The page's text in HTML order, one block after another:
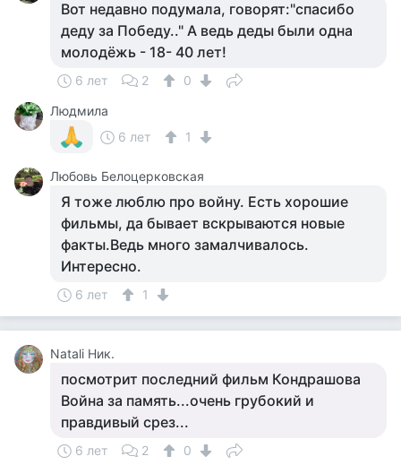
Вот недавно подумала, говорят:"спасибо
деду за Победу.." А ведь деды были одна
молодёжь - 18- 40 лет!
6 лет 2
0
Людмила
6 лет
1
Любовь Белоцерковская
Я тоже люблю про войну. Есть хорошие
фильмы, да бывает вскрываются новые
факты.Ведь много замалчивалось.
Интересно.
6 лет 1
Natali Ник.
посмотрит последний фильм Кондрашова
Война за память...очень грубокий и
правдивый срез...
6 лет 2
0